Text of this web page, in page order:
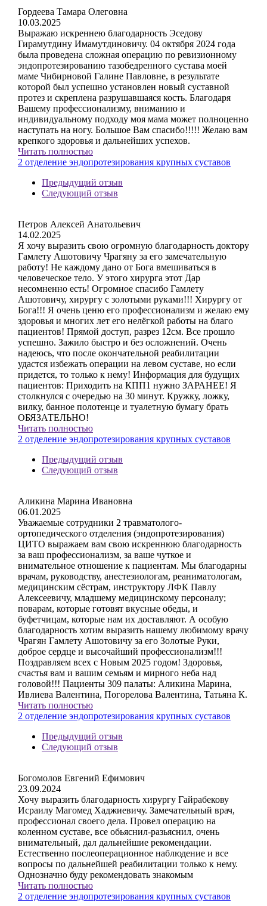
Гордеева Тамара Олеговна
10.03.2025
Выражаю искреннею благодарность Эседову
Гирамутдину Имамутдиновичу. 04 октября 2024 года
была проведена сложная операцию по ревизионному
эндопротезированию тазобедренного сустава моей
маме Чибирновой Галине Павловне, в результате
которой был успешно установлен новый суставной
протез и скреплена разрушавшаяся кость. Благодаря
Вашему профессионализму, вниманию и
индивидуальному подходу моя мама может полноценно
наступать на ногу. Большое Вам спасибо!!!!! Желаю вам
крепкого здоровья и дальнейших успехов.
Читать полностью
2 отделение эндопротезирования крупных суставов
Предыдущий отзыв
Следующий отзыв
Петров Алексей Анатольевич
14.02.2025
Я хочу выразить свою огромную благодарность доктору
Гамлету Ашотовичу Чрагяну за его замечательную
работу! Не каждому дано от Бога вмешиваться в
человеческое тело. У этого хирурга этот Дар
несомненно есть! Огромное спасибо Гамлету
Ашотовичу, хирургу с золотыми руками!!! Хирургу от
Бога!!! Я очень ценю его профессионализм и желаю ему
здоровья и многих лет его нелёгкой работы на благо
пациентов! Прямой доступ, разрез 12см. Все прошло
успешно. Зажило быстро и без осложнений. Очень
надеюсь, что после окончательной реабилитации
удастся избежать операции на левом суставе, но если
придется, то только к нему! Информация для будущих
пациентов: Приходить на КПП1 нужно ЗАРАНЕЕ! Я
столкнулся с очередью на 30 минут. Кружку, ложку,
вилку, банное полотенце и туалетную бумагу брать
ОБЯЗАТЕЛЬНО!
Читать полностью
2 отделение эндопротезирования крупных суставов
Предыдущий отзыв
Следующий отзыв
Аликина Марина Ивановна
06.01.2025
Уважаемые сотрудники 2 травматолого-
ортопедического отделения (эндопротезирования)
ЦИТО выражаем вам свою искреннюю благодарность
за ваш профессионализм, за ваше чуткое и
внимательное отношение к пациентам. Мы благодарны
врачам, руководству, анестезиологам, реаниматологам,
медицинским сёстрам, инструктору ЛФК Павлу
Алексеевичу, младшему медицинскому персоналу;
поварам, которые готовят вкусные обеды, и
буфетчицам, которые нам их доставляют. А особую
благодарность хотим выразить нашему любимому врачу
Чрагян Гамлету Ашотовичу за его Золотые Руки,
доброе сердце и высочайший профессионализм!!!
Поздравляем всех с Новым 2025 годом! Здоровья,
счастья вам и вашим семьям и мирного неба над
головой!!! Пациенты 309 палаты: Аликина Марина,
Ивлиева Валентина, Погорелова Валентина, Татьяна К.
Читать полностью
2 отделение эндопротезирования крупных суставов
Предыдущий отзыв
Следующий отзыв
Богомолов Евгений Ефимович
23.09.2024
Хочу выразить благодарность хирургу Гайрабекову
Исраилу Магомед Хаджиевичу. Замечательный врач,
профессионал своего дела. Провел операцию на
коленном суставе, все обьяснил-разьяснил, очень
внимательный, дал дальнейшие рекомендации.
Естественно послеоперационное наблюдение и все
вопросы по дальнейшей реабилитации только к нему.
Однозначно буду рекомендовать знакомым
Читать полностью
2 отделение эндопротезирования крупных суставов